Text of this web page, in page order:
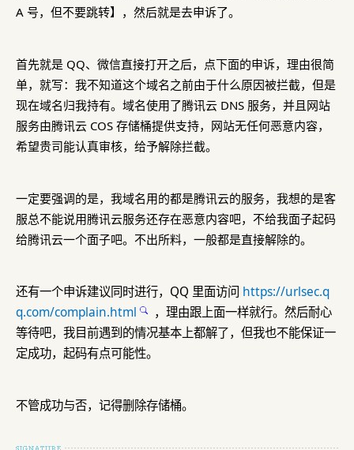
A 号，但不要跳转】，然后就是去申诉了。
首先就是 QQ、微信直接打开之后，点下面的申诉，理由很简
单，就写：我不知道这个域名之前由于什么原因被拦截，但是
现在域名归我持有。域名使用了腾讯云 DNS 服务，并且网站
服务由腾讯云 COS 存储桶提供支持，网站无任何恶意内容，
希望贵司能认真审核，给予解除拦截。
一定要强调的是，我域名用的都是腾讯云的服务，我想的是客
服总不能说用腾讯云服务还存在恶意内容吧，不给我面子起码
给腾讯云一个面子吧。不出所料，一般都是直接解除的。
还有一个申诉建议同时进行，QQ 里面访问 https://urlsec.q
q.com/complain.html
，理由跟上面一样就行。然后耐心
等待吧，我目前遇到的情况基本上都解了，但我也不能保证一
定成功，起码有点可能性。
不管成功与否，记得删除存储桶。